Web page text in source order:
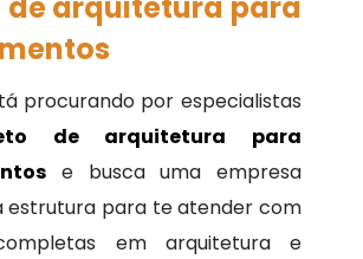
de arquitetura para
procurando por especialistas
de arquitetura para
e busca uma empresa
estrutura para te atender com
em arquitetura e